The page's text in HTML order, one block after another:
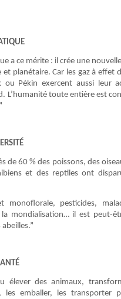
a ce mérite : il crée une
planétaire. Car les gaz à effet
ou Pékin exercent aussi leur
L’humanité toute entière est
de 60 % des poissons, des
et des reptiles ont
monoflorale, pesticides,
la mondialisation… il est peut-
élever des animaux,
les emballer, les transporter